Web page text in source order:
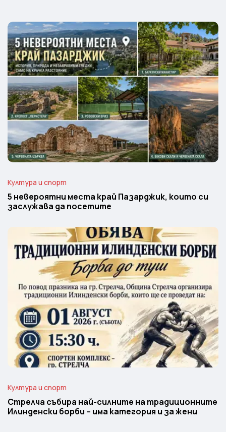
Култура и спорт
5 невероятни места край Пазарджик, които си
заслужава да посетите
Култура и спорт
Стрелча събира най-силните на традиционните
Илинденски борби – има категория и за жени